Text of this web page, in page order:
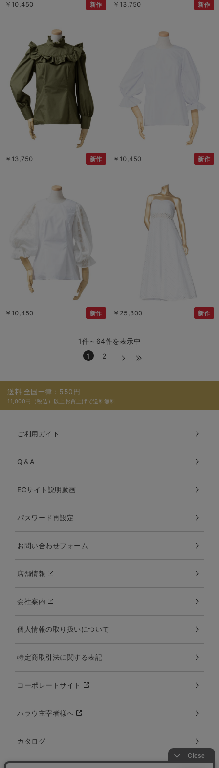
￥10,450 新作 ￥13,750 新作
￥13,750 新作 ￥10,450 新作
￥10,450 新作 ￥25,300 新作
1件～64件を表示中
1
2
送料 全国一律：550円
11,000円（税込）以上お買上げで送料無料
ご利用ガイド
Q＆A
ECサイト説明動画
パスワード再設定
お問い合わせフォーム
店舗情報
会社案内
個人情報の取り扱いについて
特定商取引法に関する表記
コーポレートサイト
ハラウ主宰者様へ
カタログ